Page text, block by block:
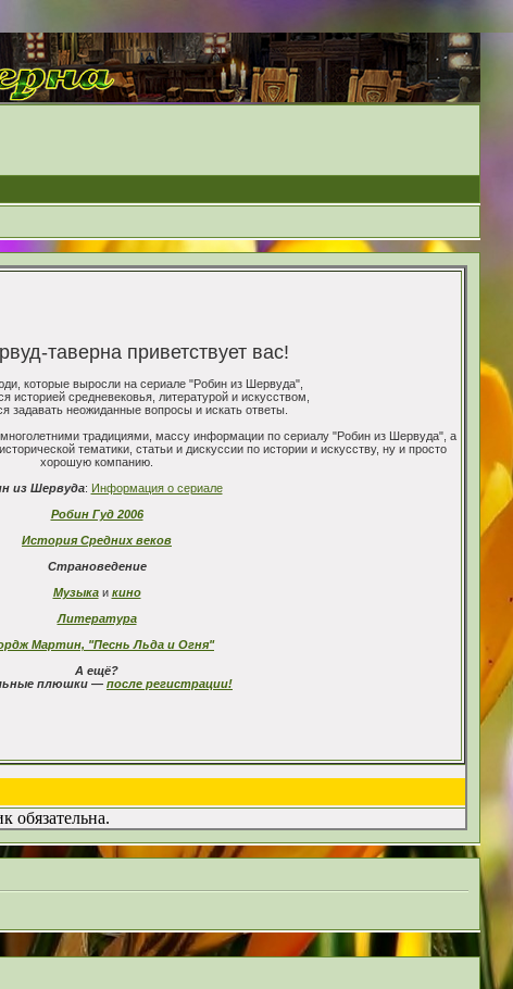
таверна приветствует вас!
которые выросли на сериале "Робин из Шервуда",
историей средневековья, литературой и искусством,
задавать неожиданные вопросы и искать ответы.
традициями, массу информации по сериалу "Робин из Шервуда", а
тематики, статьи и дискуссии по истории и искусству, ну и просто
хорошую компанию.
из Шервуда: Информация о сериале
Робин Гуд 2006
История Средних веков
Страноведение
Музыкаи кино
Литература
Мартин, "Песнь Льда и Огня"
А ещё?
плюшки — после регистрации!
обязательна.